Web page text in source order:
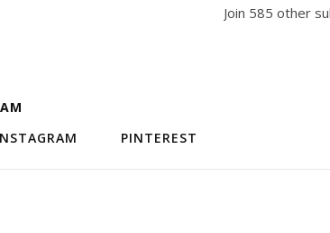
Join 585 other
PINTEREST